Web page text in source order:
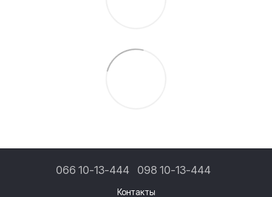
066 10-13-444 098 10-13-444
Контакты